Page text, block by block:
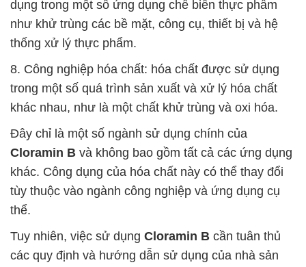
dụng trong một số ứng dụng chế biến thực phẩm
như khử trùng các bề mặt, công cụ, thiết bị và hệ
thống xử lý thực phẩm.
8. Công nghiệp hóa chất: hóa chất được sử dụng
trong một số quá trình sản xuất và xử lý hóa chất
khác nhau, như là một chất khử trùng và oxi hóa.
Đây chỉ là một số ngành sử dụng chính của
Cloramin B và không bao gồm tất cả các ứng dụng
khác. Công dụng của hóa chất này có thể thay đổi
tùy thuộc vào ngành công nghiệp và ứng dụng cụ
thể.
Tuy nhiên, việc sử dụng Cloramin B cần tuân thủ
các quy định và hướng dẫn sử dụng của nhà sản